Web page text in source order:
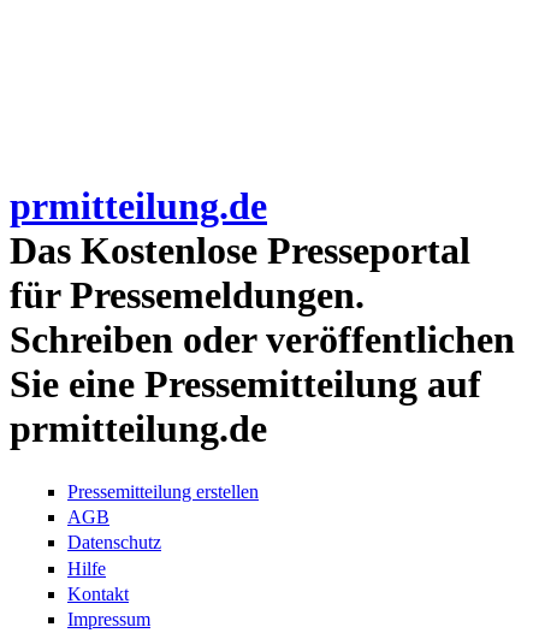
prmitteilung.de
Das Kostenlose Presseportal
für Pressemeldungen.
Schreiben oder veröffentlichen
Sie eine Pressemitteilung auf
prmitteilung.de
Pressemitteilung erstellen
AGB
Datenschutz
Hilfe
Kontakt
Impressum